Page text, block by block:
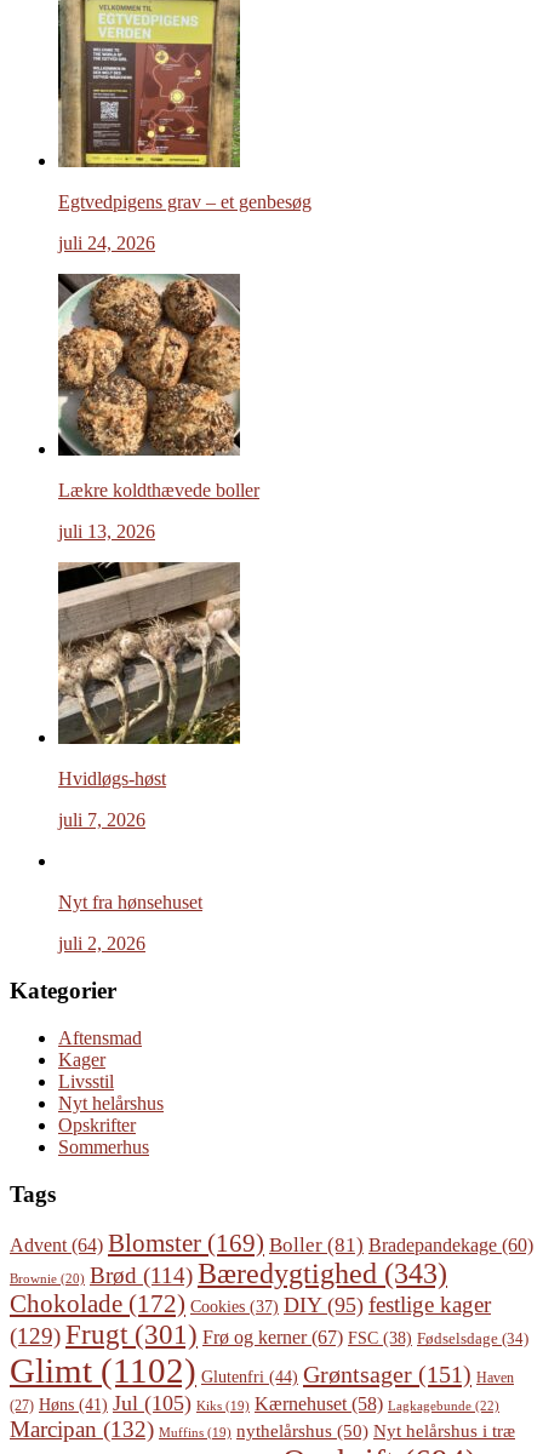
Egtvedpigens grav – et genbesøg
juli 24, 2026
Lækre koldthævede boller
juli 13, 2026
Hvidløgs-høst
juli 7, 2026
Nyt fra hønsehuset
juli 2, 2026
Kategorier
Aftensmad
Kager
Livsstil
Nyt helårshus
Opskrifter
Sommerhus
Tags
Advent (64) Blomster (169) Boller (81) Bradepandekage (60)
Brownie (20) Brød (114)Bæredygtighed (343)
Chokolade (172) Cookies (37) DIY(95) festlige kager
(129)Frugt(301) Frø og kerner(67) FSC (38) Fødselsdage (34)
Glimt (1102) Glutenfri (44) Grøntsager (151) Haven
(27) Høns (41) Jul (105) Kiks (19) Kærnehuset (58) Lagkagebunde (22)
Marcipan (132) Muffins (19) nythelårshus (50) Nyt helårshus i træ